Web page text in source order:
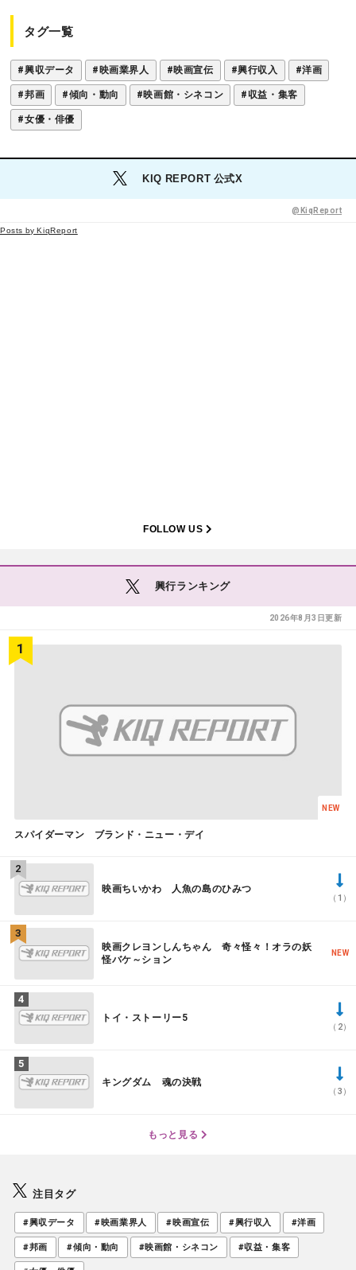
タグ一覧
#興収データ #映画業界人 #映画宣伝 #興行収入 #洋画
#邦画 #傾向・動向 #映画館・シネコン #収益・集客
#女優・俳優
KIQ REPORT 公式X
@KiqReport
Posts by KiqReport
FOLLOW US
興行ランキング
2026年8月3日更新
スパイダーマン ブランド・ニュー・デイ
NEW
映画ちいかわ 人魚の島のひみつ
（1）
映画クレヨンしんちゃん 奇々怪々！オラの妖
怪バケ～ション
NEW
トイ・ストーリー5
（2）
キングダム 魂の決戦
（3）
もっと見る
注目タグ
#興収データ #映画業界人 #映画宣伝 #興行収入 #洋画
#邦画 #傾向・動向 #映画館・シネコン #収益・集客